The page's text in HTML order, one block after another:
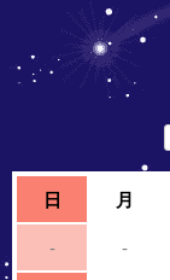
日 月
- -